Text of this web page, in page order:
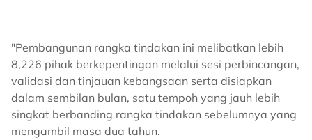
"Pembangunan rangka tindakan ini melibatkan lebih
8,226 pihak berkepentingan melalui sesi perbincangan,
validasi dan tinjauan kebangsaan serta disiapkan
dalam sembilan bulan, satu tempoh yang jauh lebih
singkat berbanding rangka tindakan sebelumnya yang
mengambil masa dua tahun.